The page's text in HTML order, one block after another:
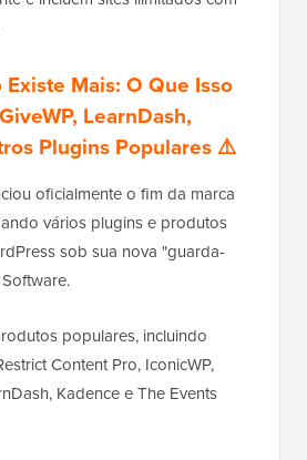
Mais: O Que Isso
LearnDash,
Plugins Populares ⚠️
oficialmente o fim da marca
vários plugins e produtos
sob sua nova "guarda-
populares, incluindo
Content Pro, IconicWP,
Kadence e The Events